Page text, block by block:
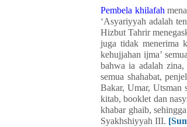
Pembela khilafah
‘Asyariyyah adalah
Hizbut Tahrir
juga tidak menerima
kehujjahan ijma’
bahwa ia adalah
semua shahabat,
Bakar, Umar, Utsman
kitab, booklet dan
khabar ghaib,
Syakhshiyyah III.